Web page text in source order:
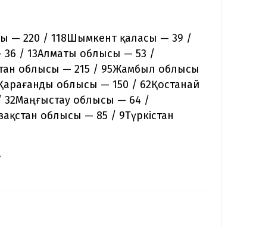
— 220 / 118Шымкент қаласы — 39 /
36 / 13Алматы облысы — 53 /
облысы — 215 / 95Жамбыл облысы
облысы — 150 / 62Қостанай
облысы — 64 /
облысы — 85 / 9Түркістан